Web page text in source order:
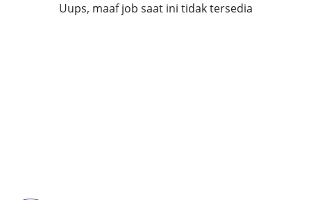
Uups, maaf job saat ini tidak tersedia